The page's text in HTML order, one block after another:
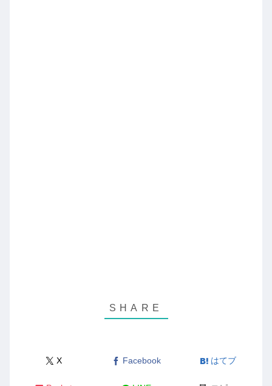
X Facebook はてブ